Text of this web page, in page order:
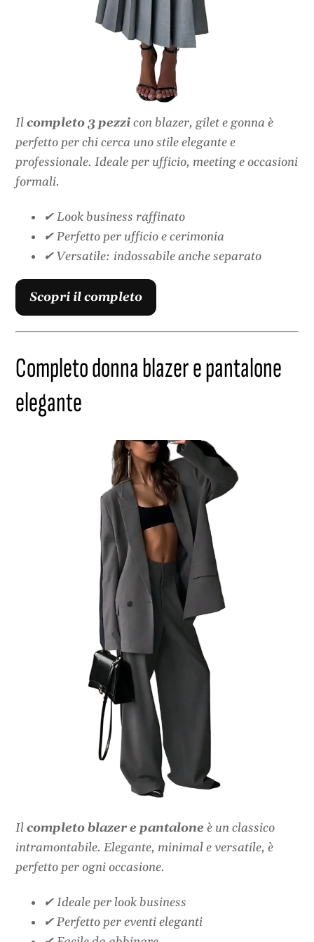
Ilcompleto 3 pezzicon blazer, gilet e gonna è
perfetto per chi cerca uno stile elegante e
professionale. Ideale per ufficio, meeting e occasioni
formali.
✔ Look business raffinato
✔ Perfetto per ufficio e cerimonia
✔ Versatile: indossabile anche separato
Scopri il completo
Completo donna blazer e pantalone
elegante
Ilcompleto blazer e pantaloneè un classico
intramontabile. Elegante, minimal e versatile, è
perfetto per ogni occasione.
✔ Ideale per look business
✔ Perfetto per eventi eleganti